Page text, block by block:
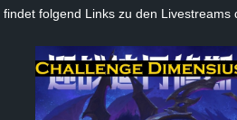
folgend Links zu den Livestreams